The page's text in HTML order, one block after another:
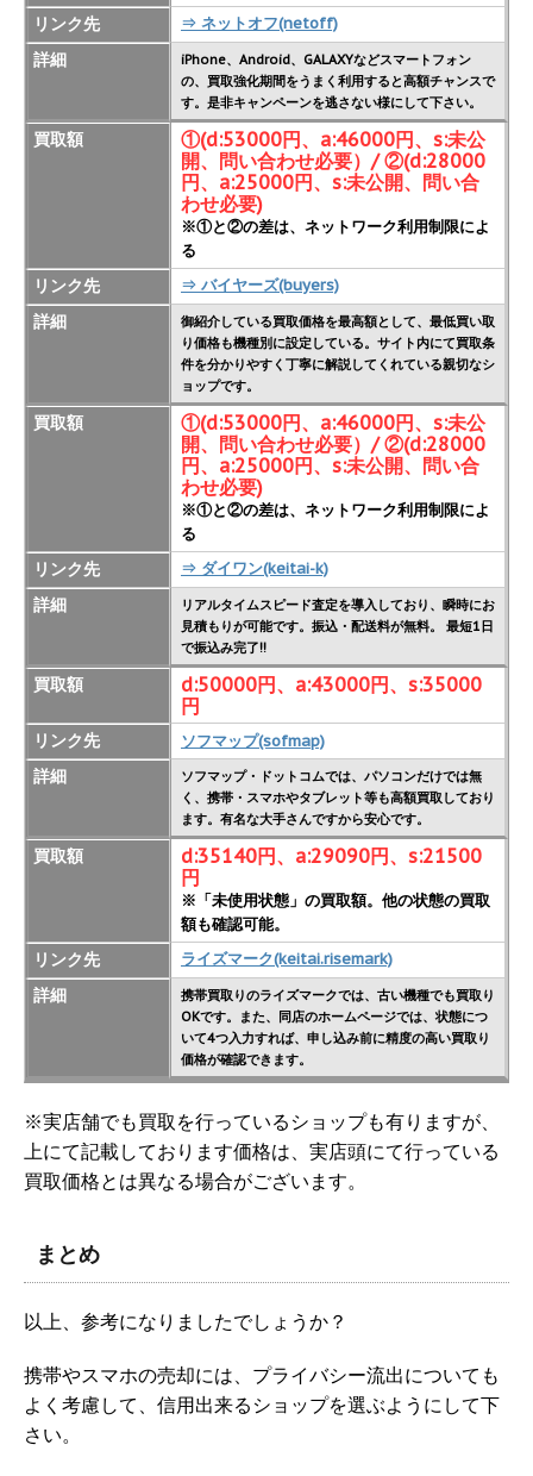
リンク先 ⇒ ネットオフ(netoff)
詳細
iPhone、Android、GALAXYなどスマートフォン
の、買取強化期間をうまく利用すると高額チャンスで
す。是非キャンペーンを逃さない様にして下さい。
買取額
①(d:53000円、a:46000円、s:未公
開、問い合わせ必要）/ ②(d:28000
円、a:25000円、s:未公開、問い合
わせ必要)
※①と②の差は、ネットワーク利用制限によ
る
リンク先 ⇒ バイヤーズ(buyers)
詳細
御紹介している買取価格を最高額として、最低買い取
り価格も機種別に設定している。サイト内にて買取条
件を分かりやすく丁寧に解説してくれている親切なシ
ョップです。
買取額
①(d:53000円、a:46000円、s:未公
開、問い合わせ必要）/ ②(d:28000
円、a:25000円、s:未公開、問い合
わせ必要)
※①と②の差は、ネットワーク利用制限によ
る
リンク先 ⇒ ダイワン(keitai-k)
詳細
リアルタイムスピード査定を導入しており、瞬時にお
見積もりが可能です。振込・配送料が無料。 最短1日
で振込み完了!!
買取額
d:50000円、a:43000円、s:35000
円
リンク先 ソフマップ(sofmap)
詳細
ソフマップ・ドットコムでは、パソコンだけでは無
く、携帯・スマホやタブレット等も高額買取しており
ます。有名な大手さんですから安心です。
買取額
d:35140円、a:29090円、s:21500
円
※「未使用状態」の買取額。他の状態の買取
額も確認可能。
リンク先 ライズマーク(keitai.risemark)
詳細
携帯買取りのライズマークでは、古い機種でも買取り
OKです。また、同店のホームページでは、状態につ
いて4つ入力すれば、申し込み前に精度の高い買取り
価格が確認できます。
※実店舗でも買取を行っているショップも有りますが、
上にて記載しております価格は、実店頭にて行っている
買取価格とは異なる場合がございます。
まとめ
以上、参考になりましたでしょうか？
携帯やスマホの売却には、プライバシー流出についても
よく考慮して、信用出来るショップを選ぶようにして下
さい。